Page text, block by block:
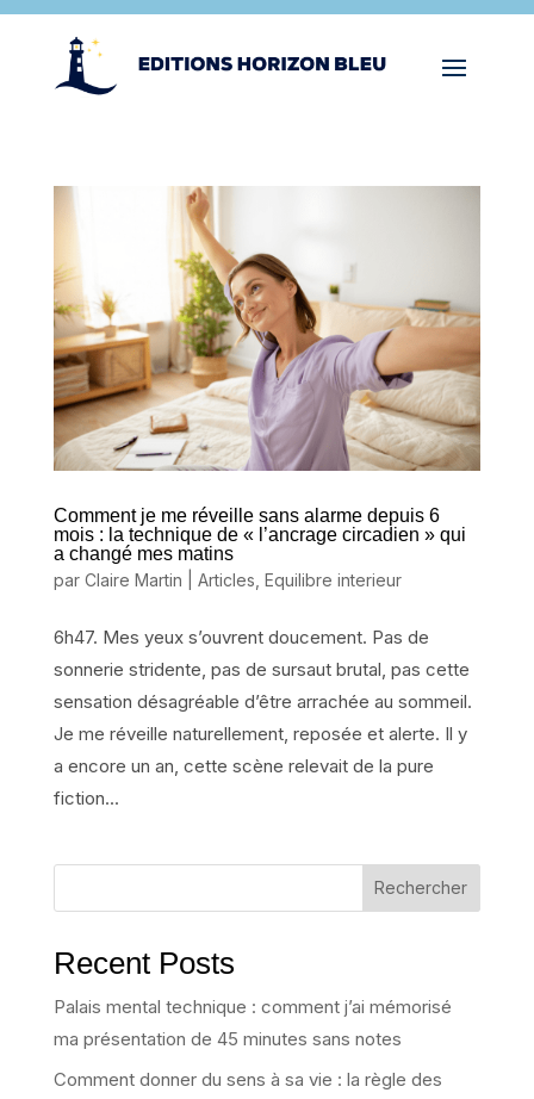
Comment je me réveille sans alarme depuis 6
mois : la technique de « l’ancrage circadien » qui
a changé mes matins
par Claire Martin Articles Equilibre interieur
6h47. Mes yeux s’ouvrent doucement. Pas de
sonnerie stridente, pas de sursaut brutal, pas cette
sensation désagréable d’être arrachée au sommeil.
Je me réveille naturellement, reposée et alerte. Il y
a encore un an, cette scène relevait de la pure
fiction...
Rechercher
Recent Posts
Palais mental technique : comment j’ai mémorisé
ma présentation de 45 minutes sans notes
Comment donner du sens à sa vie : la règle des